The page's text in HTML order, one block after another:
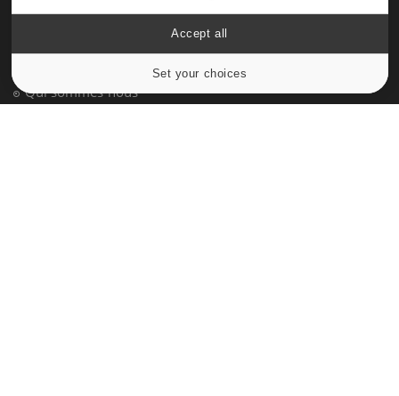
À PROPOS
Données personnelles et cookies
Qui sommes-nous
Set your choices
Accept all